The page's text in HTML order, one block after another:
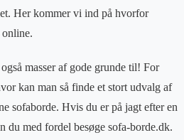
Her kommer vi ind på hvorfor
masser af gode grunde til! For
kan man så finde et stort udvalg af
sofaborde. Hvis du er på jagt efter en
du med fordel besøge sofa-borde.dk.